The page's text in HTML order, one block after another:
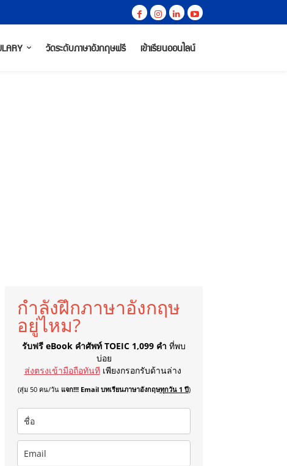
วัดระดับภาษาอังกฤษฟรี เข้าเรียนออนไลน์
กำลังฝึกภาษาอังกฤษ
อยู่ไหม?
รับฟรี eBook คำศัพท์ TOEIC 1,099 คำ ที่พบ
บ่อย
ส่งตรงเข้ามือถือทันที เพียงกรอกรับด้านล่าง
(สุ่ม 50 คน/วัน แจก!!! Email บทเรียนภาษาอังกฤษทุกวัน 1 ปี)